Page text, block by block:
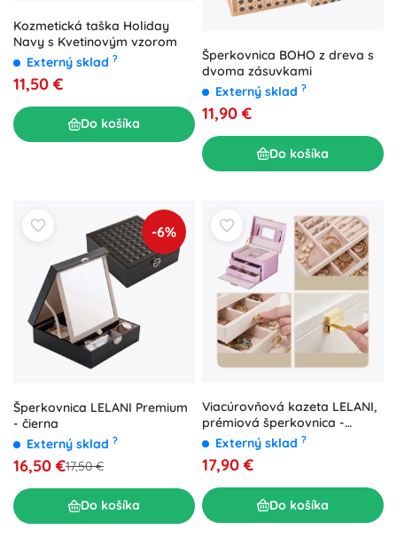
Kozmetická taška Holiday
Navy s Kvetinovým vzorom
Externý sklad ?
11,50 €
Do košíka
Šperkovnica BOHO z dreva s
dvoma zásuvkami
Externý sklad ?
11,90 €
Do košíka
-6%
Šperkovnica LELANI Premium
- čierna
Externý sklad ?
16,50 €17,50 €
Do košíka
Viacúrovňová kazeta LELANI,
prémiová šperkovnica -
svetloružová
Externý sklad ?
17,90 €
Do košíka